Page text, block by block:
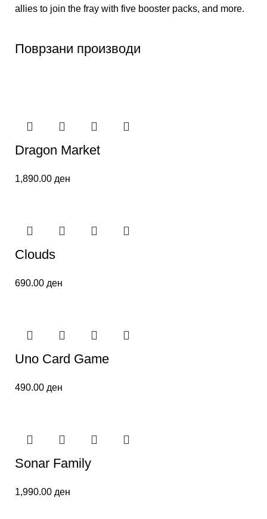
allies to join the fray with five booster packs, and more.
Поврзани производи
Dragon Market
1,890.00 ден
Clouds
690.00 ден
Uno Card Game
490.00 ден
Sonar Family
1,990.00 ден